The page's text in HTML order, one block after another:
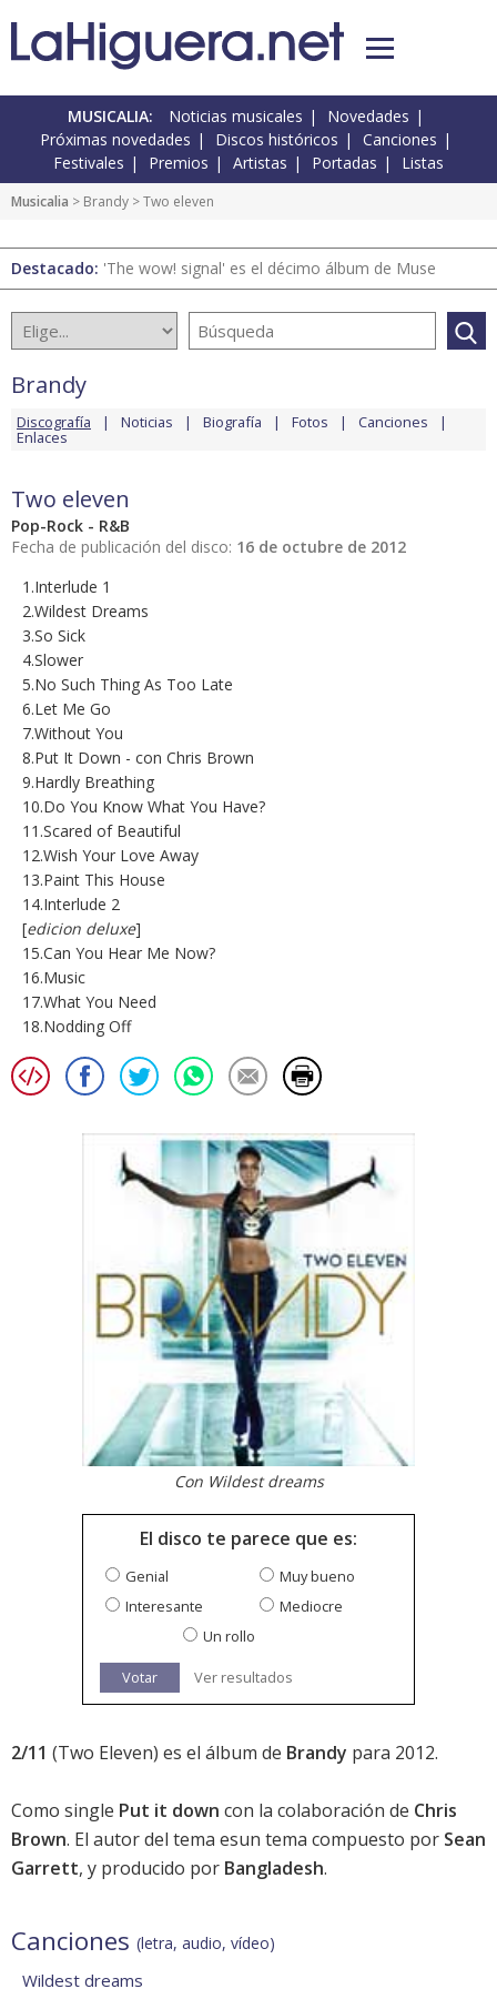
MUSICALIA: Noticias musicales
Novedades
Próximas novedades
Discos históricos
Canciones
Festivales
Premios Artistas Portadas Listas
Musicalia > Brandy > Two eleven
Destacado: 'The wow! signal' es el décimo álbum de Muse
Brandy
Discografía Noticias Biografía Fotos Canciones
Enlaces
Two eleven
Pop-Rock - R&B
Fecha de publicación del disco: 16 de octubre de 2012
1.Interlude 1
2.Wildest Dreams
3.So Sick
4.Slower
5.No Such Thing As Too Late
6.Let Me Go
7.Without You
8.Put It Down - con Chris Brown
9.Hardly Breathing
10.Do You Know What You Have?
11.Scared of Beautiful
12.Wish Your Love Away
13.Paint This House
14.Interlude 2
[edicion deluxe]
15.Can You Hear Me Now?
16.Music
17.What You Need
18.Nodding Off
Con Wildest dreams
El disco te parece que es:
Genial
Muy bueno
Interesante
Mediocre
Un rollo
Votar Ver resultados
2/11 (Two Eleven) es el álbum de Brandy para 2012.
Como single Put it down con la colaboración de Chris
Brown. El autor del tema esun tema compuesto por Sean
Garrett, y producido por Bangladesh.
Canciones (letra, audio, vídeo)
Wildest dreams